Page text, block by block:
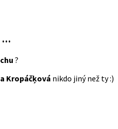
…
?
Kropáčķová nikdo jiný než ty :)